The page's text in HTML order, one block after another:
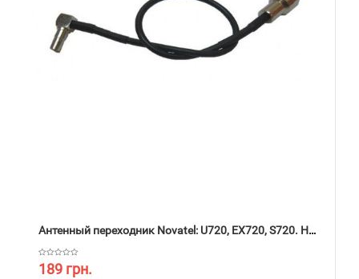
Антенный переходник Novatel: U720, EX720, S720. HTC: 6600, 6700, 6800. ZTE: MF622, MF630
189 грн.